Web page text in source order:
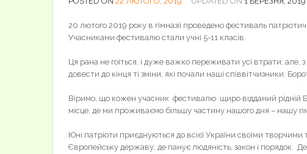
20 лютого 2019 року в гімназії проведено фестиваль
Учасниками фестивалю стали учні 5-11 класів.
Ця рана не гоїться, і дуже важко переживати усі втрати,
довести до кінця ті зміни, які почали наші співвітчизники.
Віримо, що кожен учасник фестивалю щиро відданий рідній
місце, де ми проживаємо більшу частину нашого дня – нашу
Юні патріоти приєднуються до всієї України своїми
Європейську державу, де панує людяність, закон і порядок.